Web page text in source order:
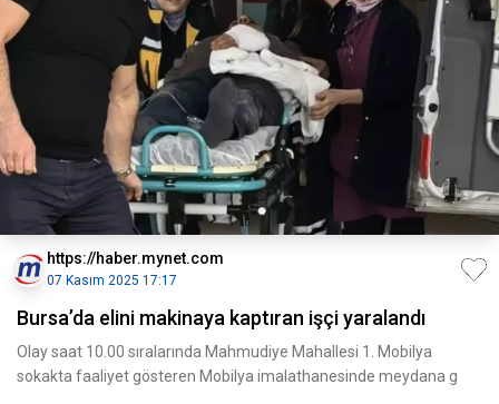
https://haber.mynet.com
07 Kasım 2025 17:17
Bursa’da elini makinaya kaptıran işçi yaralandı
Olay saat 10.00 sıralarında Mahmudiye Mahallesi 1. Mobilya
sokakta faaliyet gösteren Mobilya imalathanesinde meydana g